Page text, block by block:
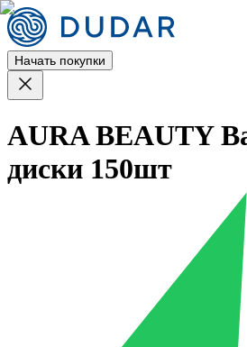
Начать покупки
AURA BEAUTY
диски 150шт